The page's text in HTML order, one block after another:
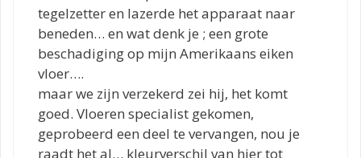
tegelzetter en lazerde het apparaat naar
beneden… en wat denk je ; een grote
beschadiging op mijn Amerikaans eiken
vloer….
maar we zijn verzekerd zei hij, het komt
goed. Vloeren specialist gekomen,
geprobeerd een deel te vervangen, nou je
raadt het al… kleurverschil van hier tot